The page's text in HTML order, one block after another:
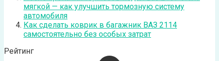
мягкой — как улучшить тормозную систему
автомобиля
Как сделать коврик в багажник ВАЗ 2114
самостоятельно без особых затрат
Рейтинг